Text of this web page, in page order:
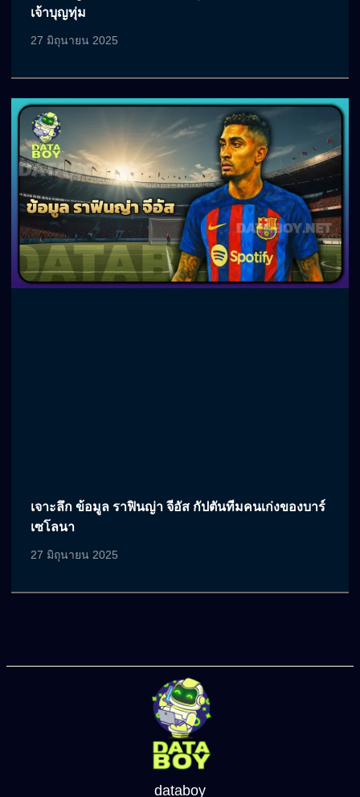
เจ้าบุญทุ่ม
27 มิถุนายน 2025
เจาะลึก ข้อมูล ราฟินญ่า จีอัส กัปตันทีมคนเก่งของบาร์
เซโลนา
27 มิถุนายน 2025
databoy